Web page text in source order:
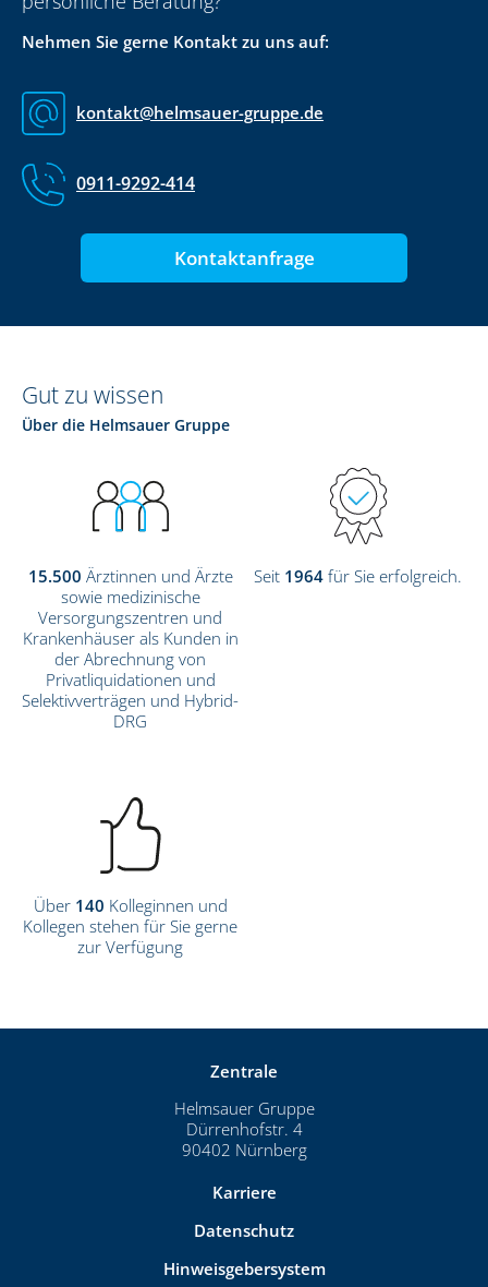
Nehmen Sie gerne Kontakt zu uns auf:
kontakt@helmsauer-gruppe.de
0911-9292-414
Kontaktanfrage
Gut zu wissen
Über die Helmsauer Gruppe
15.500 Ärztinnen und Ärzte
sowie medizinische
Versorgungszentren und
Krankenhäuser als Kunden in
der Abrechnung von
Privatliquidationen und
Selektivverträgen und Hybrid-
DRG
Seit 1964 für Sie erfolgreich.
Über140 Kolleginnen und
Kollegen stehen für Sie gerne
zur Verfügung
Zentrale
Helmsauer Gruppe
Dürrenhofstr. 4
90402 Nürnberg
Karriere
Datenschutz
Hinweisgebersystem